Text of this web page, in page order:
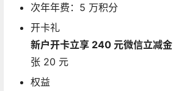
次年年费：5 万积分
开卡礼
新户开卡立享 240 元微信立减金
张 20 元
权益